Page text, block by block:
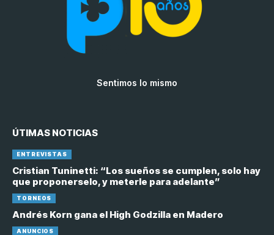
Sentimos lo mismo
ÚTIMAS NOTICIAS
ENTREVISTAS
Cristian Tuninetti: “Los sueños se cumplen, solo hay
que proponerselo, y meterle para adelante”
TORNEOS
Andrés Korn gana el High Godzilla en Madero
ANUNCIOS